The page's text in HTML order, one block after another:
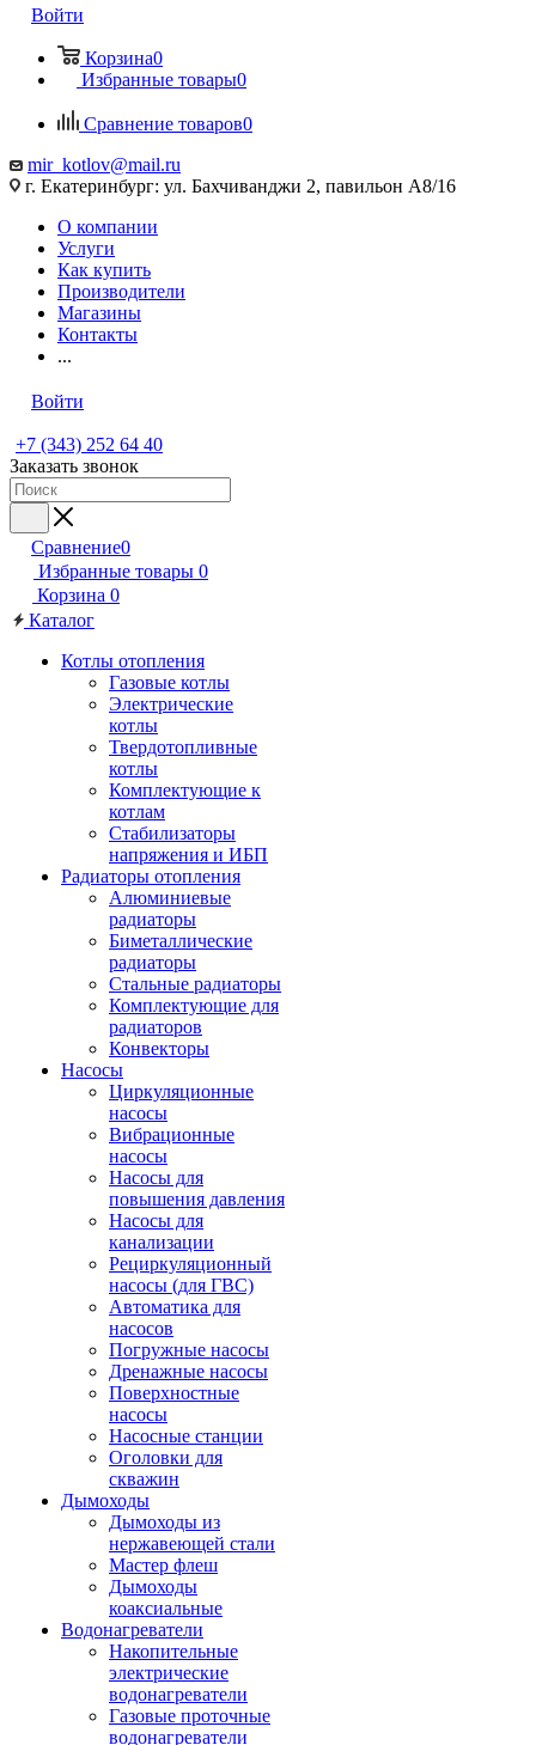
Войти
Корзина0
Избранные товары0
Сравнение товаров0
mir_kotlov@mail.ru
г. Екатеринбург: ул. Бахчиванджи 2, павильон А8/16
О компании
Услуги
Как купить
Производители
Магазины
Контакты
...
Войти
+7 (343) 252 64 40
Заказать звонок
Сравнение0
Избранные товары 0
Корзина 0
Каталог
Котлы отопления
Газовые котлы
Электрические
котлы
Твердотопливные
котлы
Комплектующие к
котлам
Стабилизаторы
напряжения и ИБП
Радиаторы отопления
Алюминиевые
радиаторы
Биметаллические
радиаторы
Стальные радиаторы
Комплектующие для
радиаторов
Конвекторы
Насосы
Циркуляционные
насосы
Вибрационные
насосы
Насосы для
повышения давления
Насосы для
канализации
Рециркуляционный
насосы (для ГВС)
Автоматика для
насосов
Погружные насосы
Дренажные насосы
Поверхностные
насосы
Насосные станции
Оголовки для
скважин
Дымоходы
Дымоходы из
нержавеющей стали
Мастер флеш
Дымоходы
коаксиальные
Водонагреватели
Накопительные
электрические
водонагреватели
Газовые проточные
водонагреватели